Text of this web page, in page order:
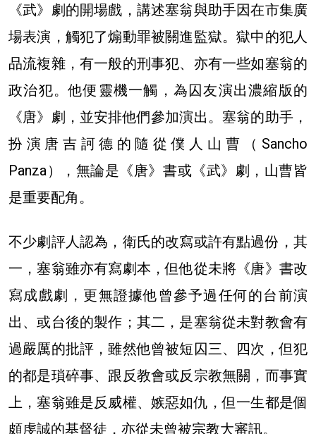
《武》劇的開場戲，講述塞翁與助手因在市集廣
場表演，觸犯了煽動罪被關進監獄。獄中的犯人
品流複雜，有一般的刑事犯、亦有一些如塞翁的
政治犯。他便靈機一觸，為囚友演出濃縮版的
《唐》劇，並安排他們參加演出。塞翁的助手，
扮演唐吉訶德的隨從僕人山曹（Sancho
Panza），無論是《唐》書或《武》劇，山曹皆
是重要配角。
不少劇評人認為，衛氏的改寫或許有點過份，其
一，塞翁雖亦有寫劇本，但他從未將《唐》書改
寫成戲劇，更無證據他曾參予過任何的台前演
出、或台後的製作；其二，是塞翁從未對教會有
過嚴厲的批評，雖然他曾被短囚三、四次，但犯
的都是瑣碎事、跟反教會或反宗教無關，而事實
上，塞翁雖是反威權、嫉惡如仇，但一生都是個
頗虔誠的基督徒，亦從未曾被宗教大審訊。